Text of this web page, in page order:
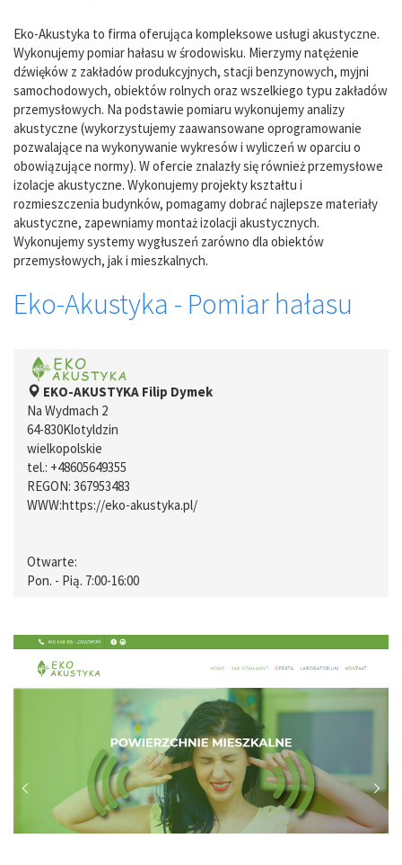
Eko-Akustyka to firma oferująca kompleksowe usługi akustyczne.
Wykonujemy pomiar hałasu w środowisku. Mierzymy natężenie
dźwięków z zakładów produkcyjnych, stacji benzynowych, myjni
samochodowych, obiektów rolnych oraz wszelkiego typu zakładów
przemysłowych. Na podstawie pomiaru wykonujemy analizy
akustyczne (wykorzystujemy zaawansowane oprogramowanie
pozwalające na wykonywanie wykresów i wyliczeń w oparciu o
obowiązujące normy). W ofercie znalazły się również przemysłowe
izolacje akustyczne. Wykonujemy projekty kształtu i
rozmieszczenia budynków, pomagamy dobrać najlepsze materiały
akustyczne, zapewniamy montaż izolacji akustycznych.
Wykonujemy systemy wygłuszeń zarówno dla obiektów
przemysłowych, jak i mieszkalnych.
Eko-Akustyka - Pomiar hałasu
EKO-AKUSTYKA Filip Dymek
Na Wydmach 2
64-830Klotyldzin
wielkopolskie
tel.: +48605649355
REGON: 367953483
WWW:https://eko-akustyka.pl/
Otwarte:
Pon. - Pią. 7:00-16:00